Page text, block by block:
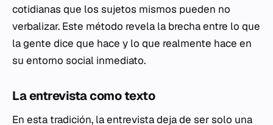
cotidianas que los sujetos mismos pueden no
verbalizar. Este método revela la brecha entre lo que
la gente dice que hace y lo que realmente hace en
su entorno social inmediato.
La entrevista como texto
En esta tradición, la entrevista deja de ser solo una